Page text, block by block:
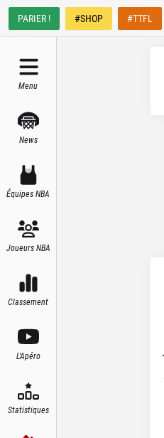
PARIER ! #SHOP #TTFL
Menu
News
Équipes NBA
Joueurs NBA
Classement
L'Apéro
Statistiques